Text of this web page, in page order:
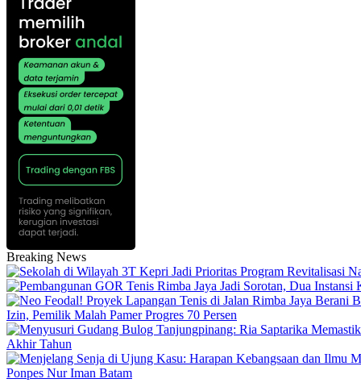
Breaking News
Izin, Pemilik Malah Pamer Progres 70 Persen
Akhir Tahun
Ponpes Nur Iman Batam